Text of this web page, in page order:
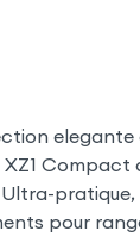
Compact
pour